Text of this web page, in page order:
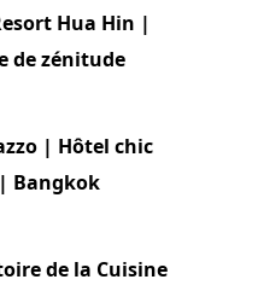
Hua Hin |
de zénitude
| Hôtel chic
Bangkok
de la Cuisine